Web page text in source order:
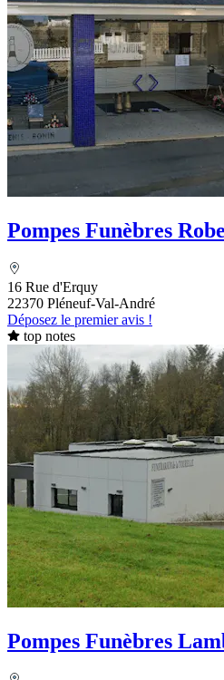
Pompes Funèbres
16 Rue d'Erquy
22370 Pléneuf-Val-André
Déposez le premier avis !
top notes
Pompes Funèbres